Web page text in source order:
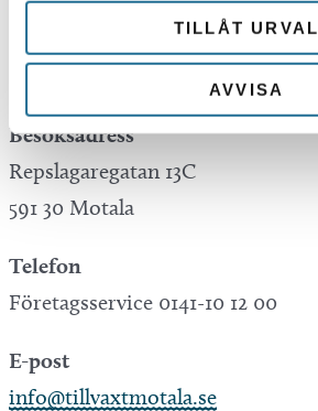
TILLÅT URVAL
AVVISA
Besöksadress
Repslagaregatan 13C
591 30 Motala
Telefon
Företagsservice 0141-10 12 00
E-post
info@tillvaxtmotala.se